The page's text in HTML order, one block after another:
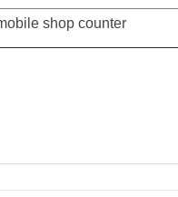
shop counter